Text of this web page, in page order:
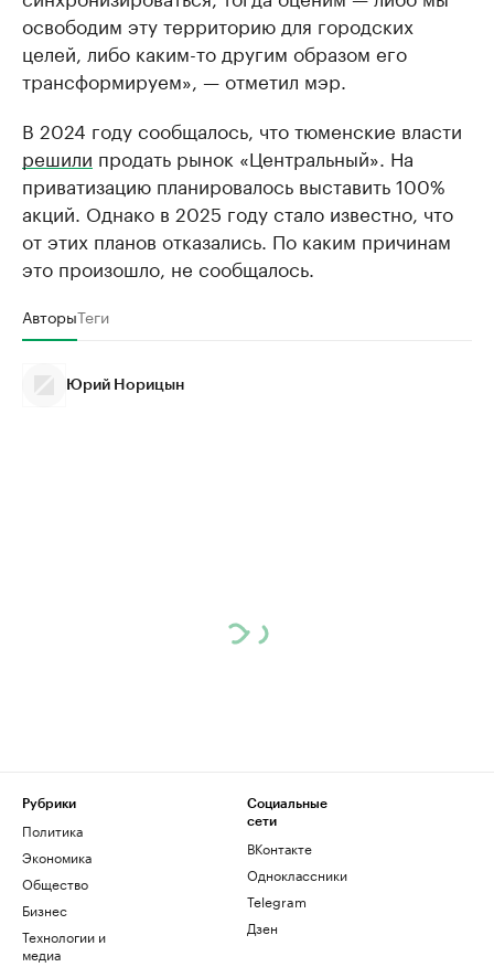
освободим эту территорию для городских
целей, либо каким-то другим образом его
трансформируем», — отметил мэр.
В 2024 году сообщалось, что тюменские власти
решили продать рынок «Центральный». На
приватизацию планировалось выставить 100%
акций. Однако в 2025 году стало известно, что
от этих планов отказались. По каким причинам
это произошло, не сообщалось.
АвторыТеги
Юрий Норицын
Рубрики
Политика
Экономика
Общество
Бизнес
Технологии и
медиа
Социальные
сети
ВКонтакте
Одноклассники
Telegram
Дзен